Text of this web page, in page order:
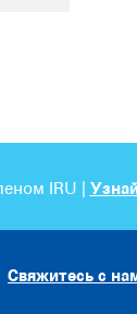
IRU |
Свяжитесь с